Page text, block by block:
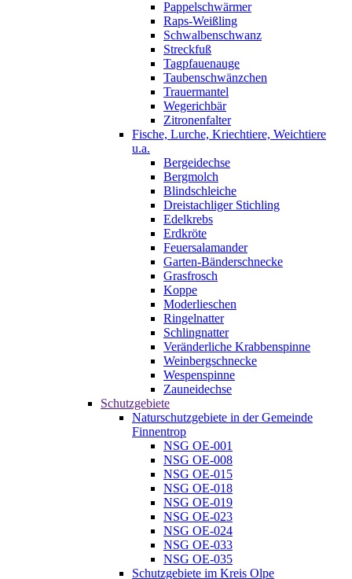
Pappelschwärmer
Raps-Weißling
Schwalbenschwanz
Streckfuß
Tagpfauenauge
Taubenschwänzchen
Trauermantel
Wegerichbär
Zitronenfalter
Fische, Lurche, Kriechtiere, Weichtiere
u.a.
Bergeidechse
Bergmolch
Blindschleiche
Dreistachliger Stichling
Edelkrebs
Erdkröte
Feuersalamander
Garten-Bänderschnecke
Grasfrosch
Koppe
Moderlieschen
Ringelnatter
Schlingnatter
Veränderliche Krabbenspinne
Weinbergschnecke
Wespenspinne
Zauneidechse
Schutzgebiete
Naturschutzgebiete in der Gemeinde
Finnentrop
NSG OE-001
NSG OE-008
NSG OE-015
NSG OE-018
NSG OE-019
NSG OE-023
NSG OE-024
NSG OE-033
NSG OE-035
Schutzgebiete im Kreis Olpe